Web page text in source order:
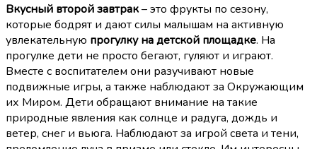
Вкусный второй завтрак– это фрукты по сезону,
которые бодрят и дают силы малышам на активную
увлекательную прогулку на детской площадке. На
прогулке дети не просто бегают, гуляют и играют.
Вместе с воспитателем они разучивают новые
подвижные игры, а также наблюдают за Окружающим
их Миром. Дети обращают внимание на такие
природные явления как солнце и радуга, дождь и
ветер, снег и вьюга. Наблюдают за игрой света и тени,